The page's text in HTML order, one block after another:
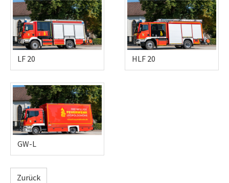
LF 20 HLF 20
GW-L
Zurück